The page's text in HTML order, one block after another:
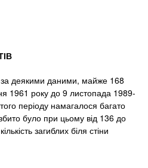
за деякими даними, майже 168
1961 року до 9 листопада 1989-
періоду намагалося багато
було при цьому від 136 до
загиблих біля стіни